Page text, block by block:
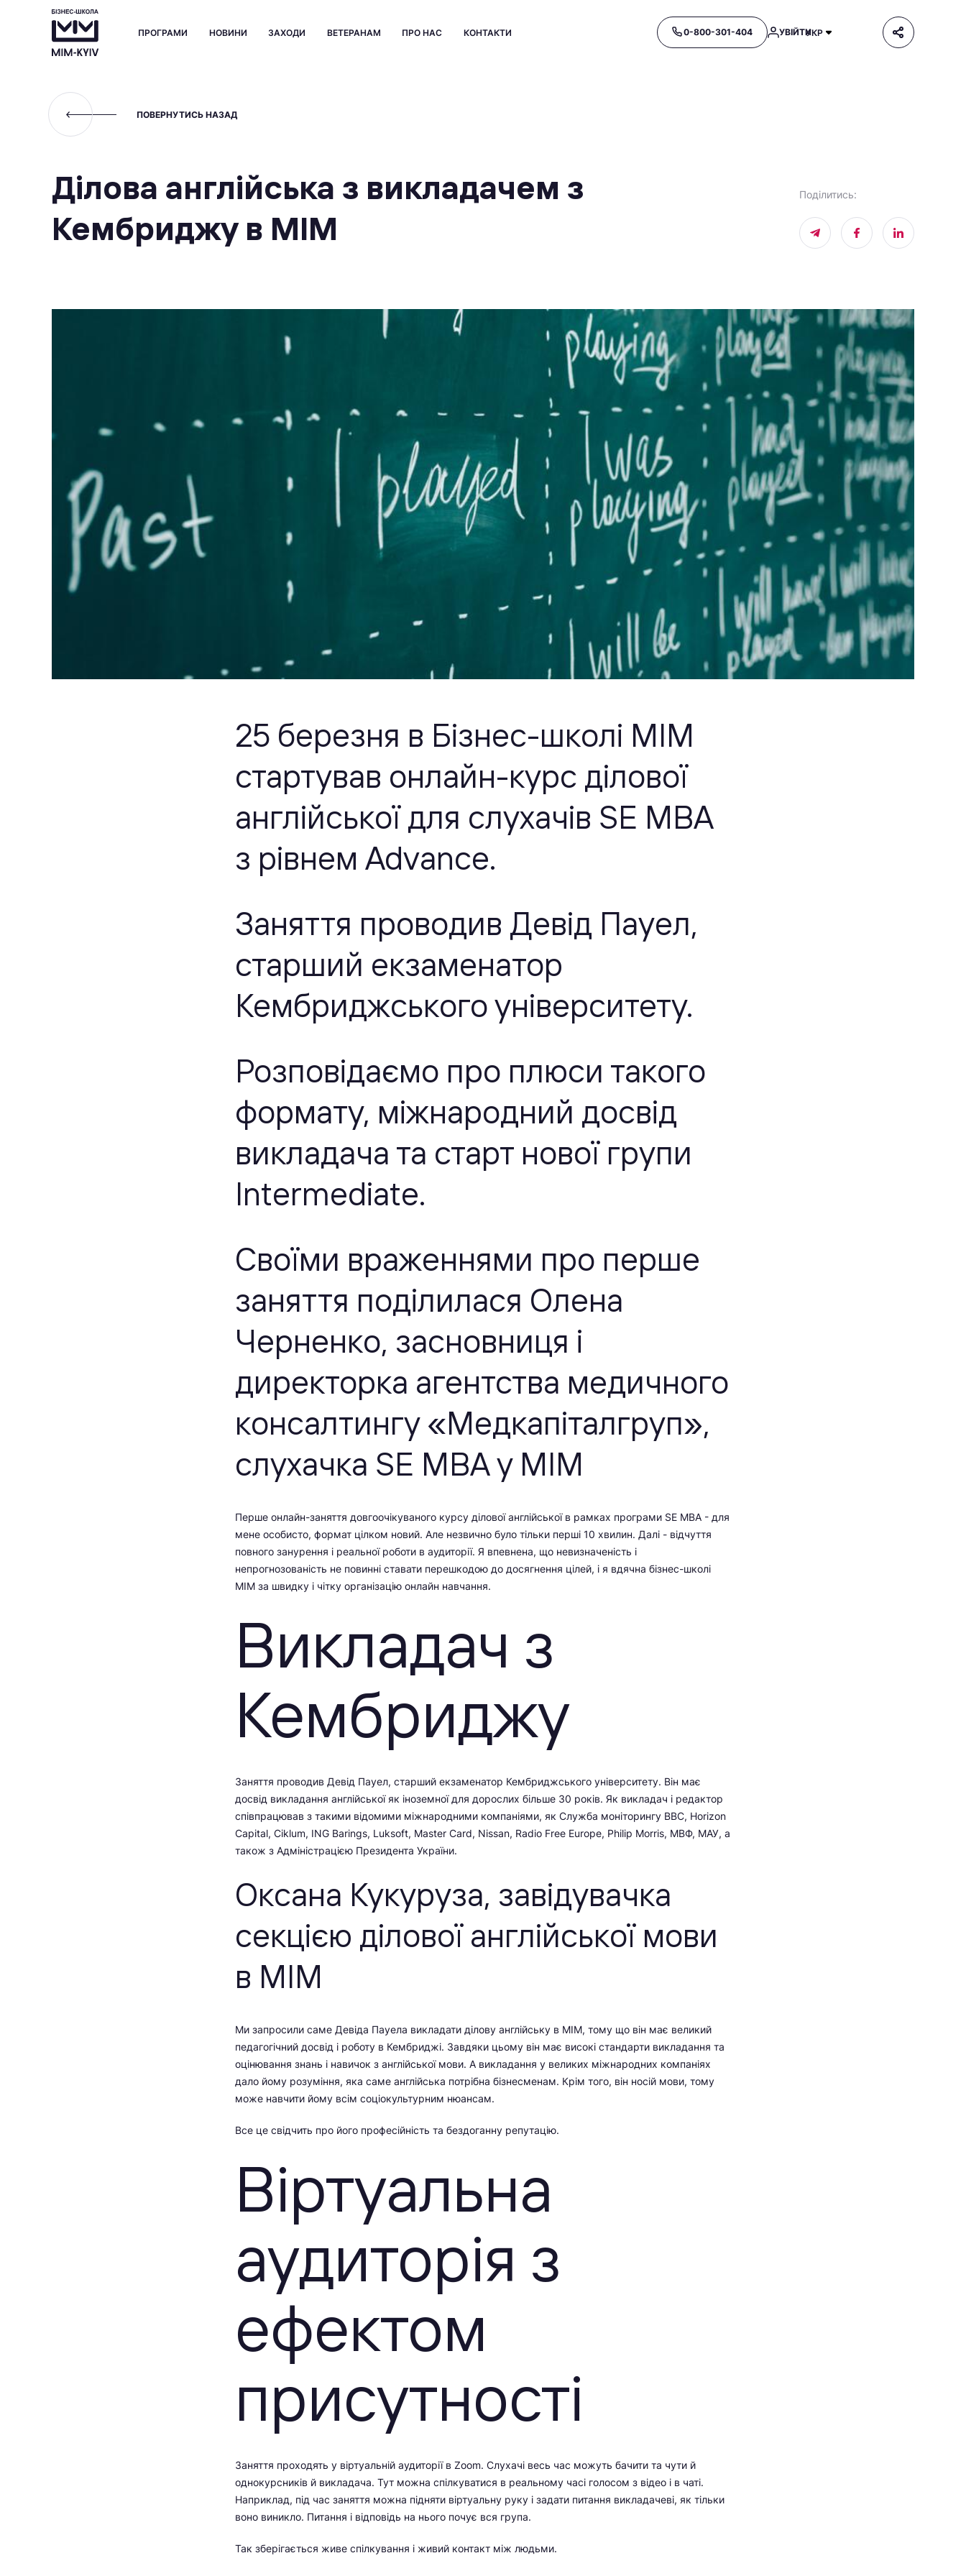
ПРОГРАМИ НОВИНИ ЗАХОДИ ВЕТЕРАНАМ ПРО НАС КОНТАКТИ 0-800-301-404 УВІЙТИУКР
ПОВЕРНУТИСЬ НАЗАД
Ділова англійська з викладачем з
Кембриджу в МІМ
Поділитись:
25 березня в Бізнес-школі МІМ
стартував онлайн-курс ділової
англійської для слухачів SE MBA
з рівнем Advance.
Заняття проводив Девід Пауел,
старший екзаменатор
Кембриджського університету.
Розповідаємо про плюси такого
формату, міжнародний досвід
викладача та старт нової групи
Intermediate.
Своїми враженнями про перше
заняття поділилася Олена
Черненко, засновниця і
директорка агентства медичного
консалтингу «Медкапіталгруп»,
слухачка SE MBA у МІМ
Перше онлайн-заняття довгоочікуваного курсу ділової англійської в рамках програми SE MBA - для
мене особисто, формат цілком новий. Але незвично було тільки перші 10 хвилин. Далі - відчуття
повного занурення і реальної роботи в аудиторії. Я впевнена, що невизначеність і
непрогнозованість не повинні ставати перешкодою до досягнення цілей, і я вдячна бізнес-школі
МІМ за швидку і чітку організацію онлайн навчання.
Викладач з
Кембриджу
Заняття проводив Девід Пауел, старший екзаменатор Кембриджського університету. Він має
досвід викладання англійської як іноземної для дорослих більше 30 років. Як викладач і редактор
співпрацював з такими відомими міжнародними компаніями, як Служба моніторингу BBC, Horizon
Capital, Ciklum, ING Barings, Luksoft, Master Card, Nissan, Radio Free Europe, Philip Morris, МВФ, МАУ, а
також з Адміністрацією Президента України.
Оксана Кукуруза, завідувачка
секцією ділової англійської мови
в МІМ
Ми запросили саме Девіда Пауела викладати ділову англійську в МІМ, тому що він має великий
педагогічний досвід і роботу в Кембриджі. Завдяки цьому він має високі стандарти викладання та
оцінювання знань і навичок з англійської мови. А викладання у великих міжнародних компаніях
дало йому розуміння, яка саме англійська потрібна бізнесменам. Крім того, він носій мови, тому
може навчити йому всім соціокультурним нюансам.
Все це свідчить про його професійність та бездоганну репутацію.
Віртуальна
аудиторія з
ефектом
присутності
Заняття проходять у віртуальній аудиторії в Zoom. Слухачі весь час можуть бачити та чути й
однокурсників й викладача. Тут можна спілкуватися в реальному часі голосом з відео і в чаті.
Наприклад, під час заняття можна підняти віртуальну руку і задати питання викладачеві, як тільки
воно виникло. Питання і відповідь на нього почує вся група.
Так зберігається живе спілкування і живий контакт між людьми.